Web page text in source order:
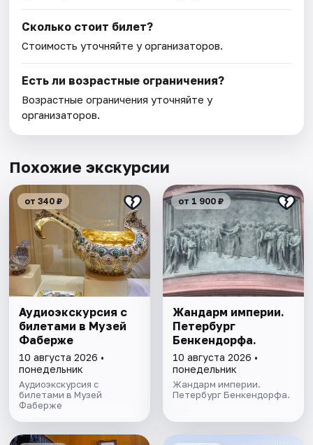
Сколько стоит билет?
Стоимость уточняйте у организаторов.
Есть ли возрастные ограничения?
Возрастные ограничения уточняйте у
организаторов.
Похожие экскурсии
от 340 ₽
Аудиоэкскурсия с
билетами в Музей
Фаберже
10 августа 2026 •
понедельник
Аудиоэкскурсия с
билетами в Музей
Фаберже
от 1 900 ₽
Жандарм империи.
Петербург
Бенкендорфа.
10 августа 2026 •
понедельник
Жандарм империи.
Петербург Бенкендорфа.